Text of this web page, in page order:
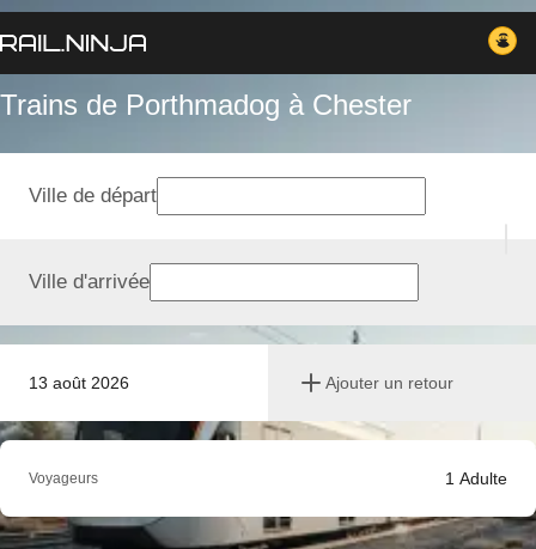
Trains de Porthmadog à Chester
13 août 2026 Ajouter un retour
Ville de départ
Ville d'arrivée
Voyageurs 1 Adulte